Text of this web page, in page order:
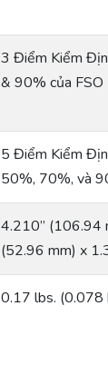
3 Điểm Kiểm
& 90% của FSO
5 Điểm Kiểm
50%, 70%, và
4.210” (106.94
(52.96 mm) x
0.17 lbs. (0.078